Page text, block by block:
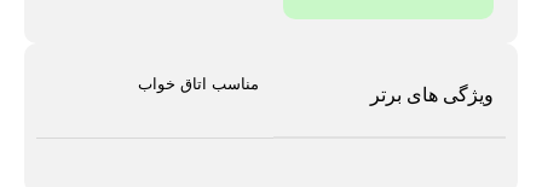
ویژگی های برتر
مناسب اتاق خواب